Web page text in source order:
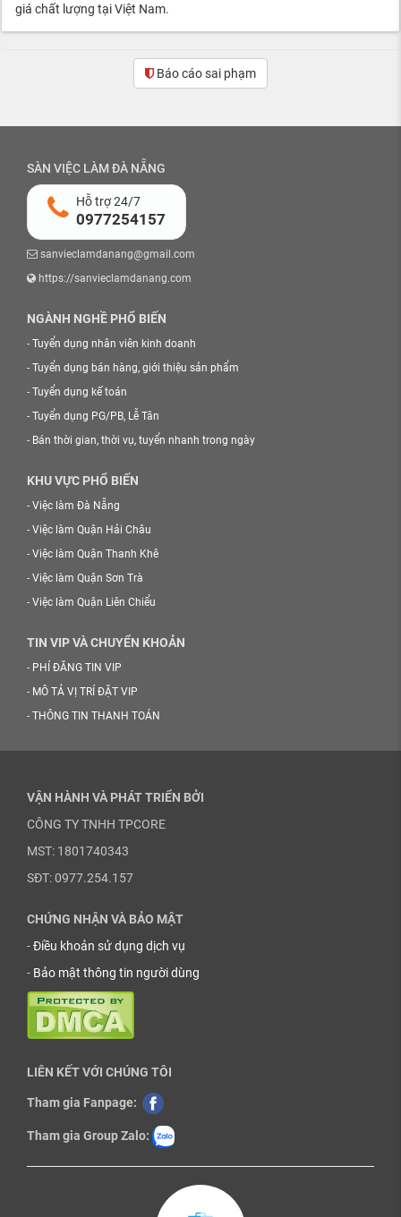
giá chất lượng tại Việt Nam.
Báo cáo sai phạm
SÀN VIỆC LÀM ĐÀ NẴNG
Hỗ trợ 24/7
0977254157
sanvieclamdanang@gmail.com
https://sanvieclamdanang.com
NGÀNH NGHỀ PHỔ BIẾN
- Tuyển dụng nhân viên kinh doanh
- Tuyển dụng bán hàng, giới thiệu sản phẩm
- Tuyển dụng kế toán
- Tuyển dụng PG/PB, Lễ Tân
- Bán thời gian, thời vụ, tuyển nhanh trong ngày
KHU VỰC PHỔ BIẾN
- Việc làm Đà Nẵng
- Việc làm Quận Hải Châu
- Việc làm Quận Thanh Khê
- Việc làm Quận Sơn Trà
- Việc làm Quận Liên Chiểu
TIN VIP VÀ CHUYỂN KHOẢN
- PHÍ ĐĂNG TIN VIP
- MÔ TẢ VỊ TRÍ ĐẶT VIP
- THÔNG TIN THANH TOÁN
VẬN HÀNH VÀ PHÁT TRIỂN BỞI
CÔNG TY TNHH TPCORE
MST: 1801740343
SĐT: 0977.254.157
CHỨNG NHẬN VÀ BẢO MẬT
-Điều khoản sử dụng dịch vụ
- Bảo mật thông tin người dùng
LIÊN KẾT VỚI CHÚNG TÔI
Tham gia Fanpage:
Tham gia Group Zalo: